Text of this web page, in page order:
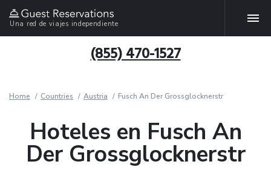
Una red de viajes independiente
(855) 470-1527
Home Countries Austria Fusch An Der Grossglocknerstr
Hoteles en Fusch An
Der Grossglocknerstr